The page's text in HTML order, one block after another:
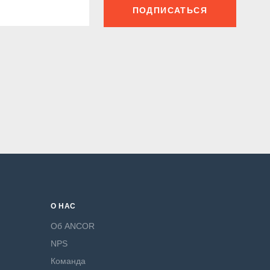
ПОДПИСАТЬСЯ
О НАС
Об ANCOR
NPS
Команда